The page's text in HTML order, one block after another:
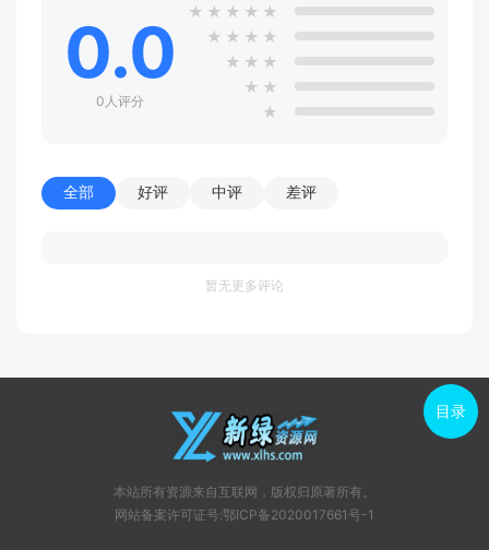
0.0
0人评分
★ ★ ★ ★ ★
★ ★ ★ ★
★ ★ ★
★ ★
★
全部 好评 中评 差评
暂无更多评论
本站所有资源来自互联网，版权归原著所有。
网站备案许可证号:鄂ICP备2020017661号-1
目录